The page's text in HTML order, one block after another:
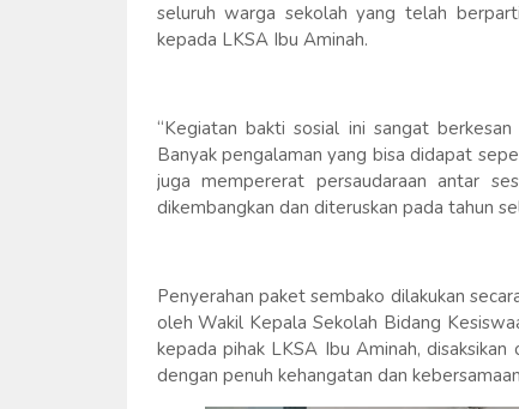
seluruh warga sekolah yang telah
kepada LKSA Ibu Aminah.
“Kegiatan bakti sosial ini sangat
Banyak pengalaman yang bisa didapat
juga mempererat persaudaraan antar
dikembangkan dan diteruskan pada tahun
Penyerahan paket sembako dilakukan
oleh Wakil Kepala Sekolah Bidang
kepada pihak LKSA Ibu Aminah,
dengan penuh kehangatan dan